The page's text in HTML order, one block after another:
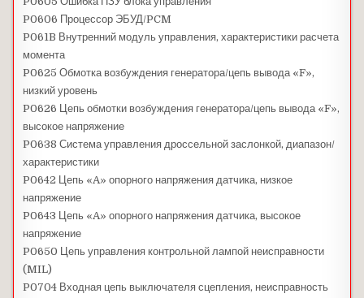
P0606 Процессор ЭБУД/PCM
P061B Внутренний модуль управления, характеристики расчета
момента
P0625 Обмотка возбуждения генератора/цепь вывода «F»,
низкий уровень
P0626 Цепь обмотки возбуждения генератора/цепь вывода «F»,
высокое напряжение
P0638 Система управления дроссельной заслонкой, диапазон/
характеристики
P0642 Цепь «A» опорного напряжения датчика, низкое
напряжение
P0643 Цепь «A» опорного напряжения датчика, высокое
напряжение
P0650 Цепь управления контрольной лампой неисправности
(MIL)
P0704 Входная цепь выключателя сцепления, неисправность